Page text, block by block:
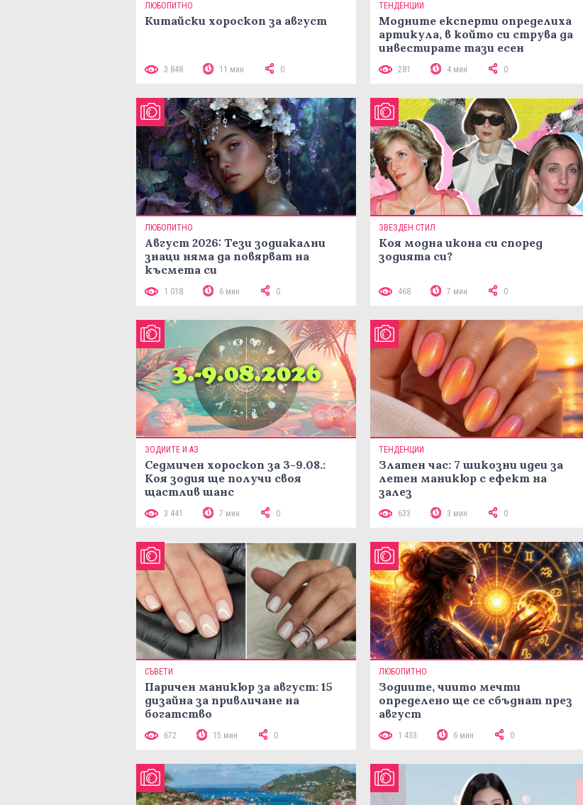
ЛЮБОПИТНО
Китайски хороскоп за август
3 848 11 мин 0
ТЕНДЕНЦИИ
Модните експерти определиха
артикула, в който си струва да
инвестирате тази есен
281 4 мин 0
ЛЮБОПИТНО
Август 2026: Тези зодиакални
знаци няма да повярват на
късмета си
1 018 6 мин 0
ЗВЕЗДЕН СТИЛ
Коя модна икона си според
зодията си?
468 7 мин 0
ЗОДИИТЕ И АЗ
Седмичен хороскоп за 3-9.08.:
Коя зодия ще получи своя
щастлив шанс
3 441 7 мин 0
ТЕНДЕНЦИИ
Златен час: 7 шикозни идеи за
летен маникюр с ефект на
залез
633 3 мин 0
СЪВЕТИ
Паричен маникюр за август: 15
дизайна за привличане на
богатство
672 15 мин 0
ЛЮБОПИТНО
Зодиите, чиито мечти
определено ще се сбъднат през
август
1 433 6 мин 0